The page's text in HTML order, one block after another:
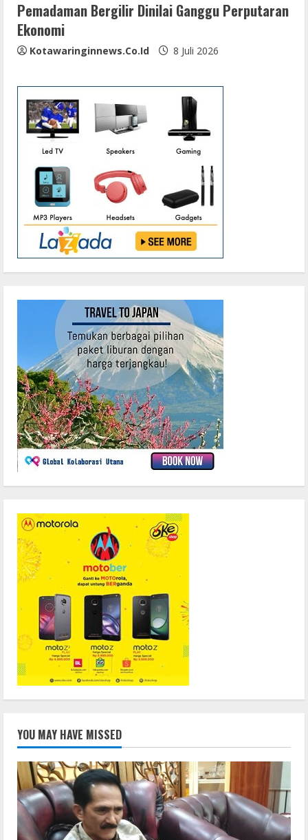
Pemadaman Bergilir Dinilai Ganggu Perputaran
Ekonomi
Kotawaringinnews.co.id 8 Juli 2026
YOU MAY HAVE MISSED